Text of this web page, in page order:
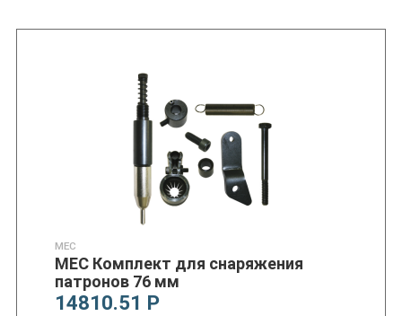
MEC
MEC Комплект для снаряжения
патронов 76 мм
14810.51 Р